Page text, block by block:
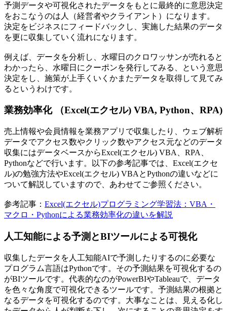
予測データや可視化されたデータをもとに最終的に意思決定
をおこなうのは人（経営者やクライアント）になります。
決定をビジネスにフィードバックし、実施した結果のデータ
を更に収集していく流れになります。
例えば、データを分析し、水曜日のクロワッサンが売れると
わかったら、水曜日にクーポンを発行してみる、という意思
決定をし、施策が上手くいくかまたデータを取得して見てみ
るというわけです。
業務効率化 （Excel(エクセル) VBA, Python、RPA)
売上情報や会員情報を業務アプリで収集したり、ウェブ解析
データでアクセス数やクリック数やアクセス元などのデータ
収集にはデータベースからExcel(エクセル) VBA、RPA、
Pythonなどで行います。以下の参考記事では、Excel(エクセ
ル)の勉強方法やExcel(エクセル) VBAとPythonの違いなどに
ついて解説していますので、あわせてご参照ください。
参考記事： Excel(エクセル)プログラミング学習法：VBA・
マクロ・Pythonによる業務効率化の違いを解説
人工知能による予測とBIツールによる可視化
収集したデータを人工知能AIで予測したりするのに必要な
プログラム言語はPythonです。その予測結果を可視化するの
がBIツールです。代表的なのがPowerBIやTableauで、データ
を色々な角度で可視化できるツールです。予測結果の根拠と
なるデータを可視化するのです。大事なことは、見える化し